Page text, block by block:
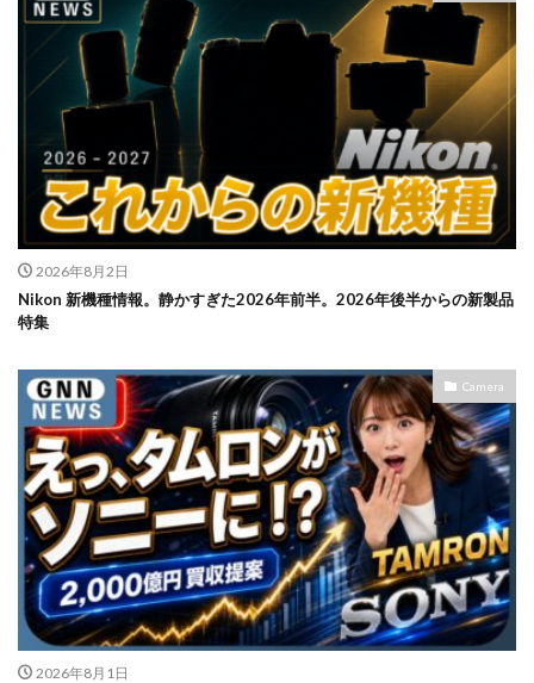
2026年8月2日
Nikon 新機種情報。静かすぎた2026年前半。2026年後半からの新製品
特集
Camera
2026年8月1日